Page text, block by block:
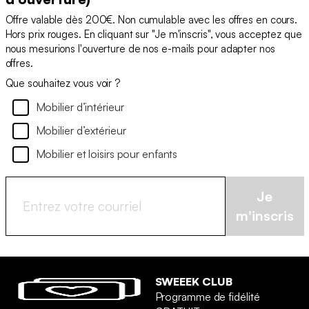
Offre valable dès 200€. Non cumulable avec les offres en cours.
Hors prix rouges. En cliquant sur "Je m'inscris", vous acceptez que
nous mesurions l'ouverture de nos e-mails pour adapter nos
offres.
Que souhaitez vous voir ?
Mobilier d’intérieur
Mobilier d’extérieur
Mobilier et loisirs pour enfants
Je
m'inscris
SWEEEK CLUB
Programme de fidélité